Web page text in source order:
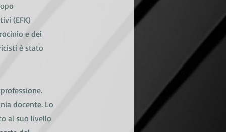
(EFK)
e dei
è stato
docente. Lo
al suo livello